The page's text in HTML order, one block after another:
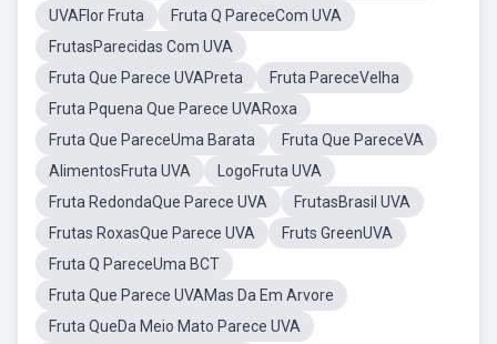
UVAFlor Fruta
Fruta Q PareceCom UVA
FrutasParecidas Com UVA
Fruta Que Parece UVAPreta
Fruta PareceVelha
Fruta Pquena Que Parece UVARoxa
Fruta Que PareceUma Barata
Fruta Que PareceVA
AlimentosFruta UVA
LogoFruta UVA
Fruta RedondaQue Parece UVA
FrutasBrasil UVA
Frutas RoxasQue Parece UVA
Fruts GreenUVA
Fruta Q PareceUma BCT
Fruta Que Parece UVAMas Da Em Arvore
Fruta QueDa Meio Mato Parece UVA